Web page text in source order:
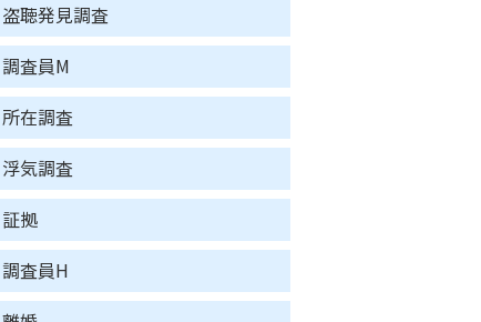
盗聴発見調査
調査員M
所在調査
浮気調査
証拠
調査員H